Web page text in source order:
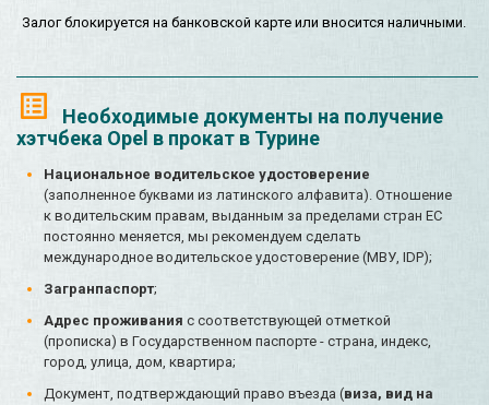
Залог блокируется на банковской карте или вносится наличными.
Необходимые документы на получение
хэтчбека Opel в прокат в Турине
Национальное водительское удостоверение
(заполненное буквами из латинского алфавита). Отношение
к водительским правам, выданным за пределами стран ЕС
постоянно меняется, мы рекомендуем сделать
международное водительское удостоверение (МВУ, IDP);
Загранпаспорт;
Адрес проживания с соответствующей отметкой
(прописка) в Государственном паспорте - страна, индекс,
город, улица, дом, квартира;
Документ, подтверждающий право въезда (виза, вид на